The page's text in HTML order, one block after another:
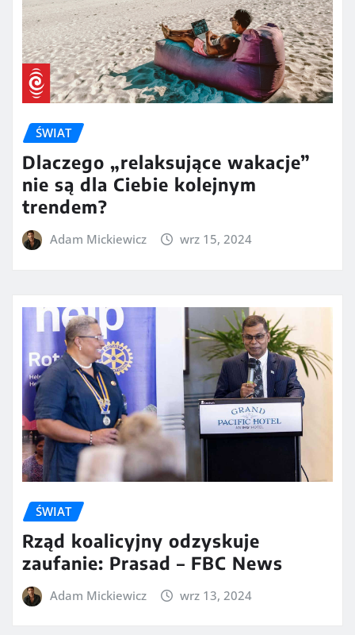
ŚWIAT
Dlaczego „relaksujące wakacje”
nie są dla Ciebie kolejnym
trendem?
Adam Mickiewicz wrz 15, 2024
ŚWIAT
Rząd koalicyjny odzyskuje
zaufanie: Prasad – FBC News
Adam Mickiewicz wrz 13, 2024